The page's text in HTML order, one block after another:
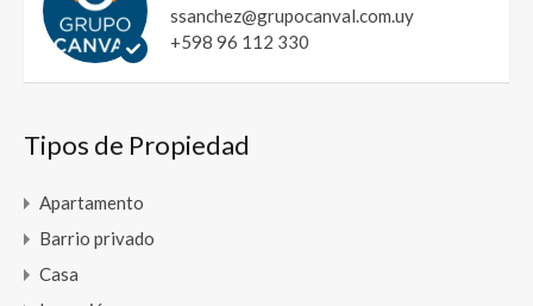
ssanchez@grupocanval.com.uy
+598 96 112 330
Tipos de Propiedad
Apartamento
Barrio privado
Casa